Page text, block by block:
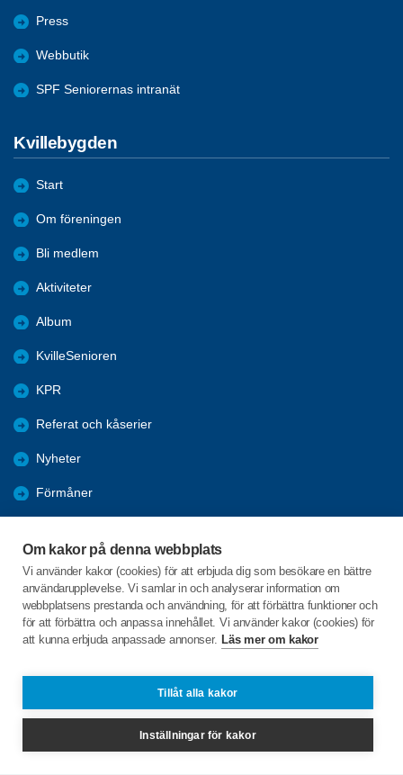
Om kakor på denna webbplats
Vi använder kakor (cookies) för att erbjuda dig som besökare en bättre
användarupplevelse. Vi samlar in och analyserar information om
webbplatsens prestanda och användning, för att förbättra funktioner och
för att förbättra och anpassa innehållet. Vi använder kakor (cookies) för
att kunna erbjuda anpassade annonser. Läs mer om kakor
Tillåt alla kakor
Inställningar för kakor
Press
Webbutik
SPF Seniorernas intranät
Kvillebygden
Start
Om föreningen
Bli medlem
Aktiviteter
Album
KvilleSenioren
KPR
Referat och kåserier
Nyheter
Förmåner
Tanums kommun
Valet 2026
C/o:Inga-Lill Sörgard